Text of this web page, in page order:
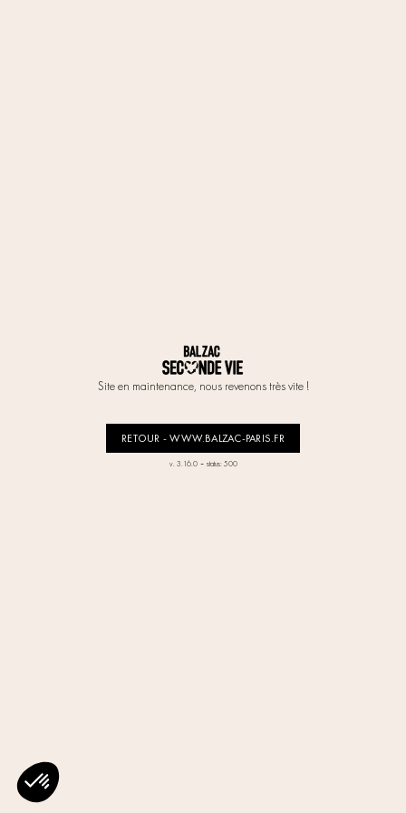
Site en maintenance, nous revenons très vite !
RETOUR - WWW.BALZAC-PARIS.FR
v. 3.16.0- status: 500